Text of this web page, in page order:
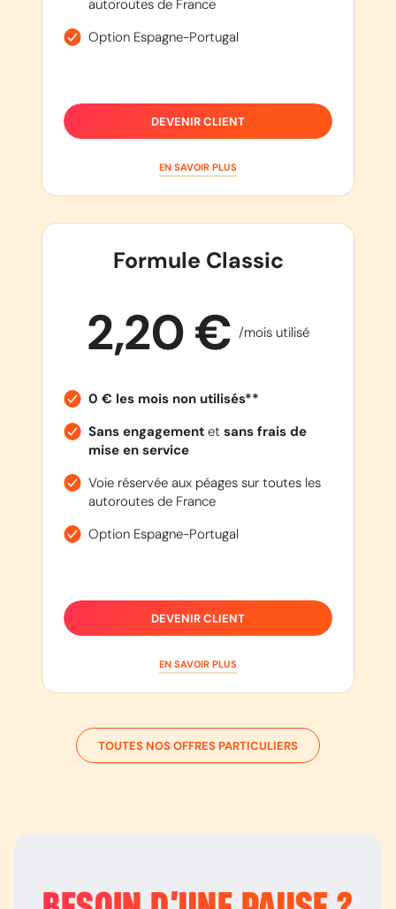
autoroutes de France
Option Espagne-Portugal
DEVENIR CLIENT
EN SAVOIR PLUS
Formule Classic
2,20 € /mois utilisé
0 € les mois non utilisés**
Sans engagementet sans frais de
mise en service
Voie réservée aux péages sur toutes les
autoroutes de France
Option Espagne-Portugal
DEVENIR CLIENT
EN SAVOIR PLUS
TOUTES NOS OFFRES PARTICULIERS